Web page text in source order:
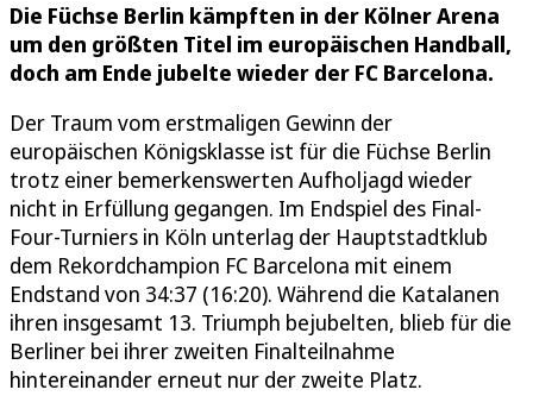
Die Füchse Berlin kämpften in der Kölner Arena
um den größten Titel im europäischen Handball,
doch am Ende jubelte wieder der FC Barcelona.
Der Traum vom erstmaligen Gewinn der
europäischen Königsklasse ist für die Füchse Berlin
trotz einer bemerkenswerten Aufholjagd wieder
nicht in Erfüllung gegangen. Im Endspiel des Final-
Four-Turniers in Köln unterlag der Hauptstadtklub
dem Rekordchampion FC Barcelona mit einem
Endstand von 34:37 (16:20). Während die Katalanen
ihren insgesamt 13. Triumph bejubelten, blieb für die
Berliner bei ihrer zweiten Finalteilnahme
hintereinander erneut nur der zweite Platz.